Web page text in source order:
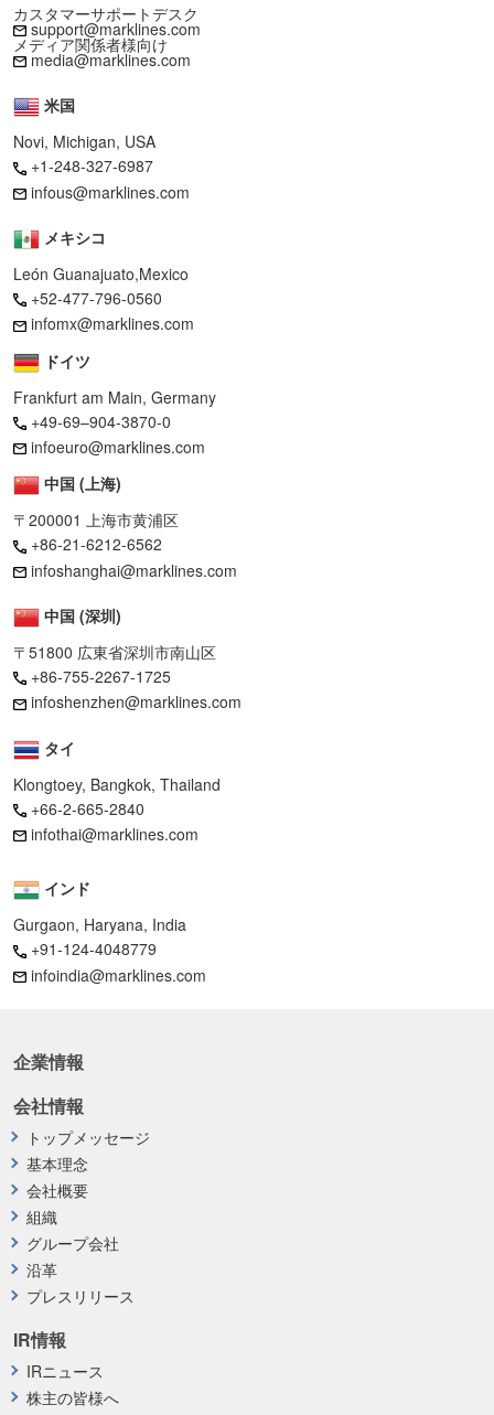
カスタマーサポートデスク
support@marklines.com
メディア関係者様向け
media@marklines.com
米国
Novi, Michigan, USA
+1-248-327-6987
infous@marklines.com
メキシコ
León Guanajuato,Mexico
+52-477-796-0560
infomx@marklines.com
ドイツ
Frankfurt am Main, Germany
+49-69–904-3870-0
infoeuro@marklines.com
中国 (上海)
〒200001 上海市黄浦区
+86-21-6212-6562
infoshanghai@marklines.com
中国 (深圳)
〒51800 広東省深圳市南山区
+86-755-2267-1725
infoshenzhen@marklines.com
タイ
Klongtoey, Bangkok, Thailand
+66-2-665-2840
infothai@marklines.com
インド
Gurgaon, Haryana, India
+91-124-4048779
infoindia@marklines.com
企業情報
会社情報
トップメッセージ
基本理念
会社概要
組織
グループ会社
沿革
プレスリリース
IR情報
IRニュース
株主の皆様へ